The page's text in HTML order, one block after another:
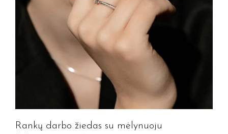
Rankų darbo žiedas su mėlynuoju